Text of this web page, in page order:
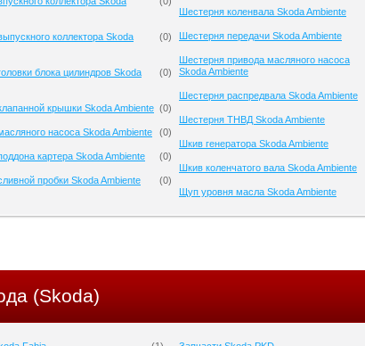
коллектора Skoda
(0)
блока цилиндров Skoda
(0)
крышки Skoda Ambiente (0)
насоса Skoda Ambiente (0)
картера Skoda Ambiente (0)
пробки Skoda Ambiente (0)
Шестерня коленвала Skoda Ambiente
Шестерня передачи Skoda Ambiente
Шестерня привода масляного насоса
Skoda Ambiente
Шестерня распредвала Skoda Ambiente
Шестерня ТНВД Skoda Ambiente
Шкив генератора Skoda Ambiente
Шкив коленчатого вала Skoda Ambiente
Щуп уровня масла Skoda Ambiente
(Skoda)